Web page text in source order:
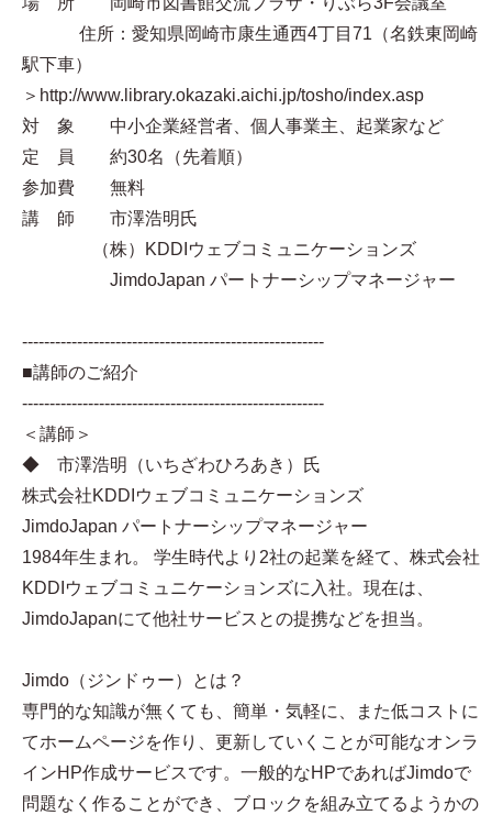
住所：愛知県岡崎市康生通西4丁目71（名鉄東岡崎
駅下車）
＞http://www.library.okazaki.aichi.jp/tosho/index.asp
対 象 中小企業経営者、個人事業主、起業家など
定 員 約30名（先着順）
参加費 無料
講 師 市澤浩明氏
（株）KDDIウェブコミュニケーションズ
JimdoJapan パートナーシップマネージャー
-------------------------------------------------------
■講師のご紹介
-------------------------------------------------------
＜講師＞
◆ 市澤浩明（いちざわひろあき）氏
株式会社KDDIウェブコミュニケーションズ
JimdoJapan パートナーシップマネージャー
1984年生まれ。 学生時代より2社の起業を経て、株式会社
KDDIウェブコミュニケーションズに入社。現在は、
JimdoJapanにて他社サービスとの提携などを担当。
Jimdo（ジンドゥー）とは？
専門的な知識が無くても、簡単・気軽に、また低コストに
てホームページを作り、更新していくことが可能なオンラ
インHP作成サービスです。一般的なHPであればJimdoで
問題なく作ることができ、ブロックを組み立てるようかの